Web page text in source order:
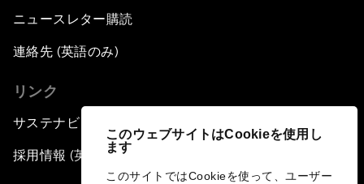
このウェブサイトはCookieを使用し
ます
このサイトではCookieを使って、ユーザー
ニュースレター購読
連絡先 (英語のみ)
リンク
サステナビリティへの取り組み
採用情報 (英語のみ)